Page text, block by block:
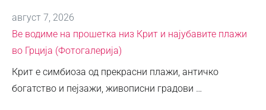
август 7, 2026
Ве водиме на прошетка низ Крит и најубавите плажи
во Грција (Фотогалерија)
Крит е симбиоза од прекрасни плажи, античко
богатство и пејзажи, живописни градови …